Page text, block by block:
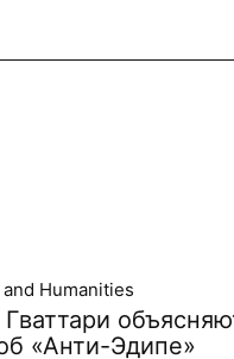
Humanities
«Анти-Эдипе»